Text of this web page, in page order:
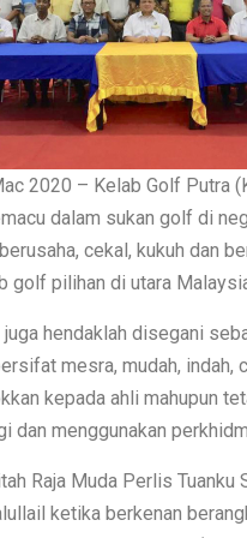
2020 – Kelab Golf Putra
dalam sukan golf di
cekal, kukuh dan
golf pilihan di utara
hendaklah disegani
mesra, mudah, indah,
kepada ahli mahupun
dan menggunakan
Raja Muda Perlis Tuanku
ketika berkenan